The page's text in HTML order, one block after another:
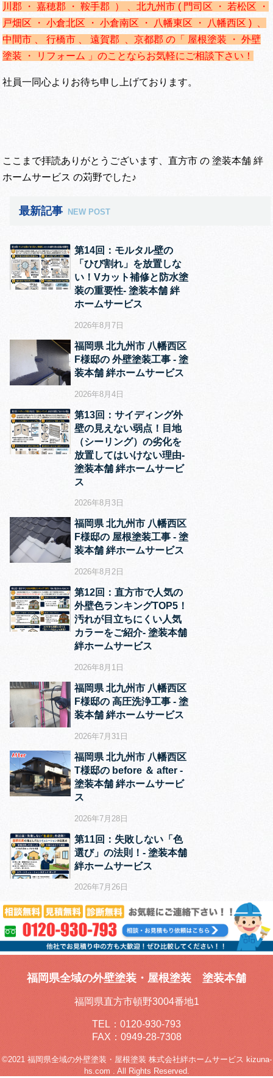
川郡 ・ 嘉穂郡 ・ 鞍手郡 ） 、北九州市 ( 門司区 ・ 若松区 ・
戸畑区 ・ 小倉北区 ・ 小倉南区 ・ 八幡東区 ・ 八幡西区 ) 、
中間市 、 行橋市 、 遠賀郡 、京都郡 の「 屋根塗装 ・ 外壁
塗装 ・ リフォーム 」のことならお気軽にご相談下さい！
社員一同心よりお待ち申し上げております。
ここまで拝読ありがとうございます、直方市 の 塗装本舗 絆
ホームサービス の苅野でした♪
最新記事 NEW POST
第14回：モルタル壁の
「ひび割れ」を放置しな
い！Vカット補修と防水塗
装の重要性‐ 塗装本舗 絆
ホームサービス
2026年8月7日
福岡県 北九州市 八幡西区
F様邸の 外壁塗装工事 ‐ 塗
装本舗 絆ホームサービス
2026年8月4日
第13回：サイディング外
壁の見えない弱点！目地
（シーリング）の劣化を
放置してはいけない理由‐
塗装本舗 絆ホームサービ
ス
2026年8月3日
福岡県 北九州市 八幡西区
F様邸の 屋根塗装工事 ‐ 塗
装本舗 絆ホームサービス
2026年8月2日
第12回：直方市で人気の
外壁色ランキングTOP5！
汚れが目立ちにくい人気
カラーをご紹介‐ 塗装本舗
絆ホームサービス
2026年8月1日
福岡県 北九州市 八幡西区
F様邸の 高圧洗浄工事 ‐ 塗
装本舗 絆ホームサービス
2026年7月31日
福岡県 北九州市 八幡西区
T様邸の before ＆ after ‐
塗装本舗 絆ホームサービ
ス
2026年7月28日
第11回：失敗しない「色
選び」の法則！‐ 塗装本舗
絆ホームサービス
2026年7月26日
福岡県全域の外壁塗装・屋根塗装 塗装本舗
福岡県直方市頓野3004番地1
TEL： 0120-930-793
FAX：0949-28-7308
©2021 福岡県全域の外壁塗装・屋根塗装 株式会社絆ホームサービス kizuna-
hs.com . All Rights Reserved.